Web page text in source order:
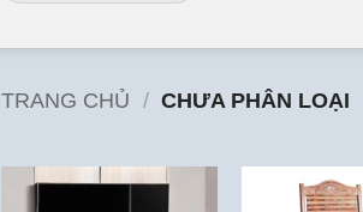
TRANG CHỦ / CHƯA PHÂN LOẠI